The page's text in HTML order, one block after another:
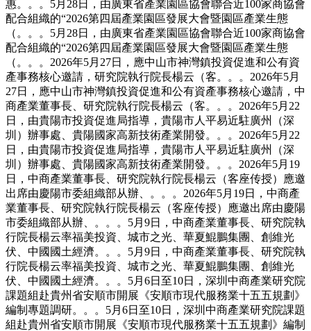
惠。。。5月28日，由廣東省產業園區協會聯合近100家商協會
配合組織的“2026第四屆產業園區發展大會暨園區產業生態
（。。。5月28日，由廣東省產業園區協會聯合近100家商協會
配合組織的“2026第四屆產業園區發展大會暨園區產業生態
（。。。2026年5月27日，應中山市神灣鎮投資促進和公有資
產事務核心邀請，研究院執行院長楊云（客。。。2026年5月
27日，應中山市神灣鎮投資促進和公有資產事務核心邀請，中
商產業董事長、研究院執行院長楊云（客。。。2026年5月22
日，由貴陽市投資促進局指導，貴陽市人平易近駐廣州（深
圳）辦事處、貴陽國家高新技術產業開發。。。2026年5月22
日，由貴陽市投資促進局指導，貴陽市人平易近駐廣州（深
圳）辦事處、貴陽國家高新技術產業開發。。。2026年5月19
日，中商產業董事長、研究院執行院長楊云（客座传授）應邀
出席由慶陽市委組織部从辦、。。。2026年5月19日，中商產
業董事長、研究院執行院長楊云（客座传授）應邀出席由慶陽
市委組織部从辦、。。。5月9日，中商產業董事長、研究院執
行院長楊云率福美投資、城市之光、華夏鯤鵬集團、創維光
伏、中國國土經濟。。。5月9日，中商產業董事長、研究院執
行院長楊云率福美投資、城市之光、華夏鯤鵬集團、創維光
伏、中國國土經濟。。。5月6日至10日，深圳中商產業研究院
課題組赴貴州省安順市開展《安順市現代服務業十五五規劃》
編制專題調研。。。5月6日至10日，深圳中商產業研究院課題
組赴貴州省安順市開展《安順市現代服務業十五五規劃》編制